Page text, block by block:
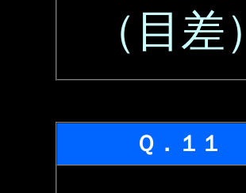
（目差）
Ｑ．１１